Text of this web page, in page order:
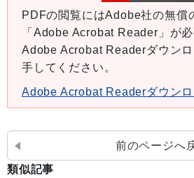
PDFの閲覧にはAdobe社の無償
「Adobe Acrobat Reader」が
Adobe Acrobat Readerダウン
手してください。
Adobe Acrobat Readerダウンロ
前のページへ
類似記事